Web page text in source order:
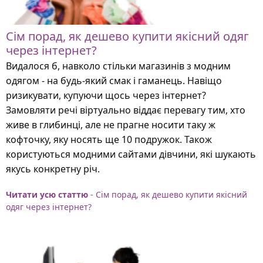
Сім порад, як дешево купити якісний одяг
через інтернет?
Видалося б, навколо стільки магазинів з модним
одягом - на будь-який смак і гаманець. Навіщо
ризикувати, купуючи щось через інтернет?
Замовляти речі віртуально віддає перевагу тим, хто
живе в глибинці, але не прагне носити таку ж
кофточку, яку носять ще 10 подружок. Також
користуються модними сайтами дівчини, які шукають
якусь конкретну річ.
Читати усю статтю - Сім порад, як дешево купити якісний
одяг через інтернет?